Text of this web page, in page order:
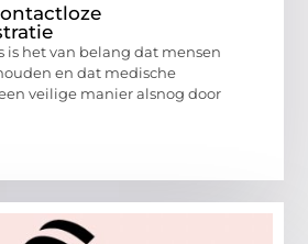
is het van belang dat mensen
en dat medische
veilige manier alsnog door